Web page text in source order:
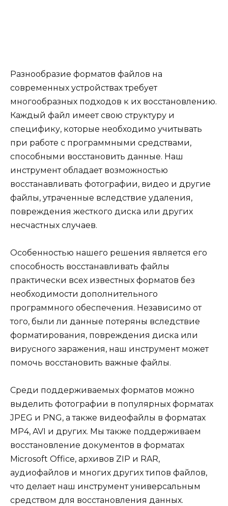
Разнообразие форматов файлов на
современных устройствах требует
многообразных подходов к их восстановлению.
Каждый файл имеет свою структуру и
специфику, которые необходимо учитывать
при работе с программными средствами,
способными восстановить данные. Наш
инструмент обладает возможностью
восстанавливать фотографии, видео и другие
файлы, утраченные вследствие удаления,
повреждения жесткого диска или других
несчастных случаев.
Особенностью нашего решения является его
способность восстанавливать файлы
практически всех известных форматов без
необходимости дополнительного
программного обеспечения. Независимо от
того, были ли данные потеряны вследствие
форматирования, повреждения диска или
вирусного заражения, наш инструмент может
помочь восстановить важные файлы.
Среди поддерживаемых форматов можно
выделить фотографии в популярных форматах
JPEG и PNG, а также видеофайлы в форматах
MP4, AVI и других. Мы также поддерживаем
восстановление документов в форматах
Microsoft Office, архивов ZIP и RAR,
аудиофайлов и многих других типов файлов,
что делает наш инструмент универсальным
средством для восстановления данных.